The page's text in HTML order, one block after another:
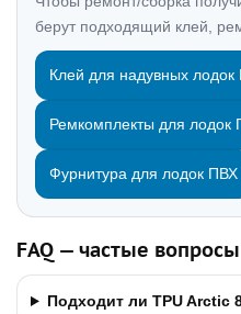
берут подходящий клей,
Клей для надувных
Ремкомплекты для лодок
Фурнитура для лодок ПВХ
FAQ — частые вопросы
Подходит ли TPU Arctic